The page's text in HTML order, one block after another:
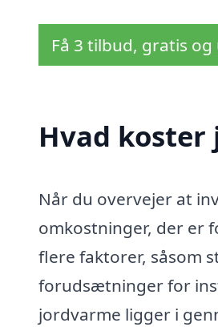
Få 3 tilbud, gratis
Hvad
Når du overvejer at
omkostninger, der er
flere faktorer, såsom
forudsætninger for
jordvarme ligger i